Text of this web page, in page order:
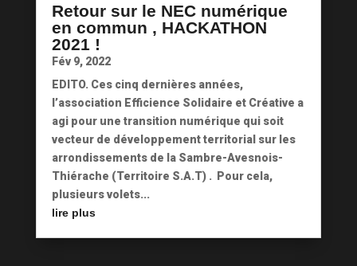
Retour sur le NEC numérique
en commun , HACKATHON
2021 !
Fév 9, 2022
EDITO. Ces cinq dernières années,
l’association Efficience Solidaire et Créative a
agi pour une transition numérique qui soit
vecteur de développement territorial sur les
arrondissements de la Sambre-Avesnois-
Thiérache (Territoire S.A.T) . Pour cela,
plusieurs volets...
lire plus